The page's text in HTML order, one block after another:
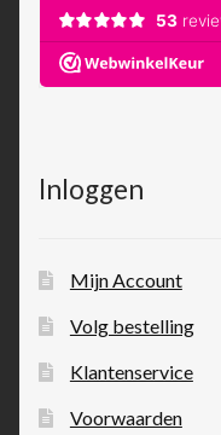
Inloggen
Mijn Account
Volg bestelling
Klantenservice
Voorwaarden